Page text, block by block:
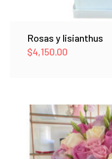
Rosas y lisianthus
$4,150.00